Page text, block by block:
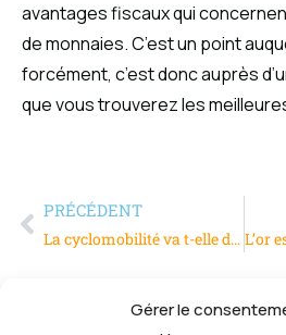
Gérer le
avantages fiscaux qui
de monnaies. C’est un point
forcément, c’est donc auprès
que vous trouverez les
PRÉCÉDENT
La cyclomobilité va t-elle davantage séduire les micro-entrepreneurs ?